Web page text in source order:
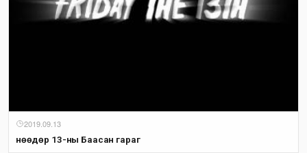
2019.09.13
Өнөөдөр 13-ны Баасан гараг